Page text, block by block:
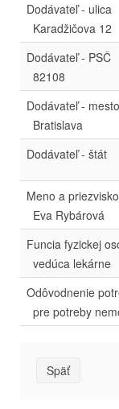
Dodávateľ - ulica
Karadžičova 12
Dodávateľ - PSČ
82108
Dodávateľ - mesto
Bratislava
Dodávateľ - štát
Meno a
Eva Rybárová
Funcia fyzickej
vedúca lekárne
Odôvodnenie
pre potreby
Späť